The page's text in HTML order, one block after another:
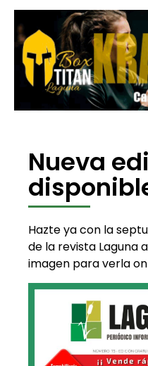
Nueva
Hazte ya con la
de la revista Laguna
imagen para verla